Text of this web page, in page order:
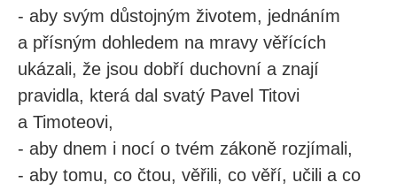
- aby svým důstojným životem, jednáním
a přísným dohledem na mravy věřících
ukázali, že jsou dobří duchovní a znají
pravidla, která dal svatý Pavel Titovi
a Timoteovi,
- aby dnem i nocí o tvém zákoně rozjímali,
- aby tomu, co čtou, věřili, co věří, učili a co